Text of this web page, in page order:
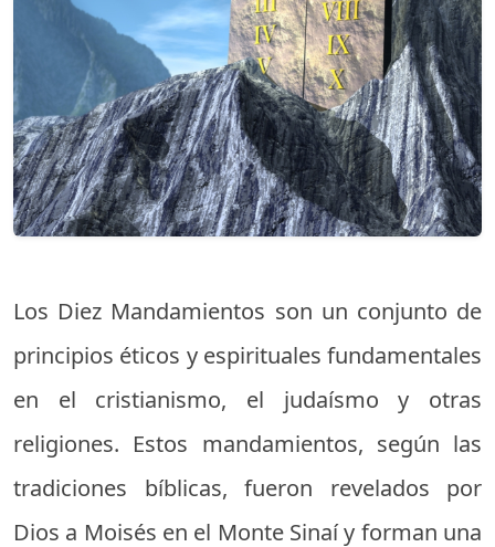
Los Diez Mandamientos son un conjunto de
principios éticos y espirituales fundamentales
en el cristianismo, el judaísmo y otras
religiones. Estos mandamientos, según las
tradiciones bíblicas, fueron revelados por
Dios a Moisés en el Monte Sinaí y forman una